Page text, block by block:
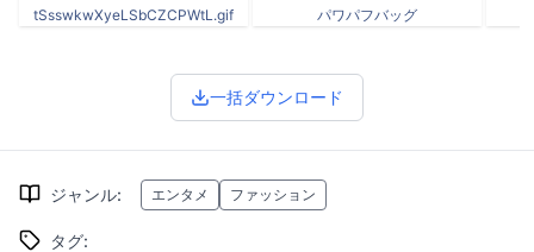
tSsswkwXyeLSbCZCPWtL.gif パワパフバッグ
一括ダウンロード
ジャンル: エンタメ ファッション
タグ: